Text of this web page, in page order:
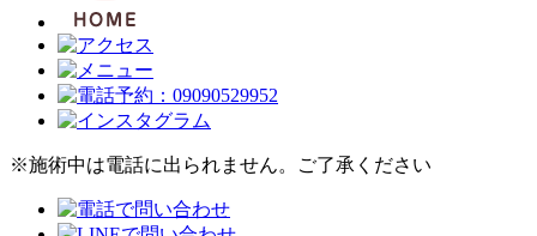
※施術中は電話に出られません。ご了承ください